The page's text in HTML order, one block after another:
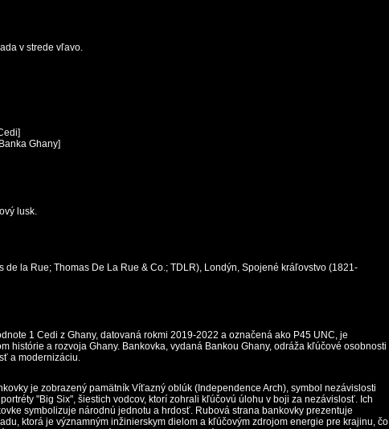
v strede vľavo.
Ghany]
lusk.
de la Rue; Thomas De La Rue & Co.; TDLR), Londýn, Spojené kráľovstvo (1821-
1 Cedi z Ghany, datovaná rokmi 2019-2022 a označená ako P45 UNC, je
histórie a rozvoja Ghany. Bankovka, vydaná Bankou Ghany, odráža kľúčové osobnosti
a modernizáciu.
je zobrazený pamätník Víťazný oblúk (Independence Arch), symbol nezávislosti
"Big Six", šiestich vodcov, ktorí zohrali kľúčovú úlohu v boji za nezávislosť. Ich
symbolizuje národnú jednotu a hrdosť. Rubová strana bankovky prezentuje
ktorá je významným inžinierskym dielom a kľúčovým zdrojom energie pre krajinu, čo